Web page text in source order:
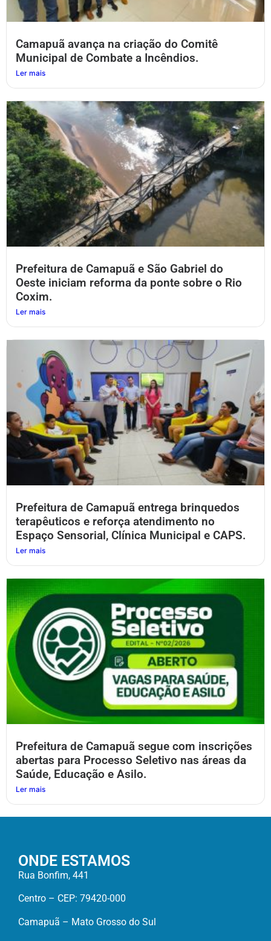
Camapuã avança na criação do Comitê
Municipal de Combate a Incêndios.
Ler mais
Prefeitura de Camapuã e São Gabriel do
Oeste iniciam reforma da ponte sobre o Rio
Coxim.
Ler mais
Prefeitura de Camapuã entrega brinquedos
terapêuticos e reforça atendimento no
Espaço Sensorial, Clínica Municipal e CAPS.
Ler mais
Prefeitura de Camapuã segue com inscrições
abertas para Processo Seletivo nas áreas da
Saúde, Educação e Asilo.
Ler mais
ONDE ESTAMOS
Rua Bonfim, 441
Centro – CEP: 79420-000
Camapuã – Mato Grosso do Sul